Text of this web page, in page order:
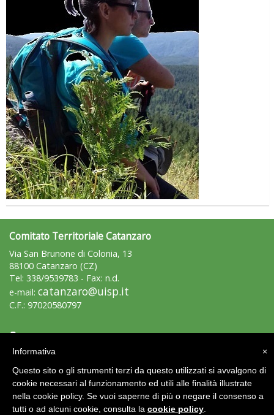
Comitato Territoriale Catanzaro
Via San Brunone di Colonia, 13
88100 Catanzaro (CZ)
Tel: 338/9539783 - Fax: n.d.
e-mail: catanzaro@uisp.it
C.F.: 97020580797
Area Riservata 2.0
×
Informativa
Questo sito o gli strumenti terzi da questo utilizzati si avvalgono di
cookie necessari al funzionamento ed utili alle finalità illustrate
nella cookie policy. Se vuoi saperne di più o negare il consenso a
tutti o ad alcuni cookie, consulta la cookie policy